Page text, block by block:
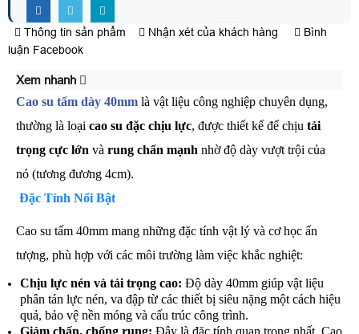
Thông tin sản phẩm Nhận xét của khách hàng
Bình
luận Facebook
Xem nhanh
Cao su tấm dày 40mm là vật liệu công nghiệp chuyên dụng,
thường là loại cao su đặc chịu lực, được thiết kế để chịu tải
trọng cực lớn và rung chấn mạnh nhờ độ dày vượt trội của
nó (tương đương 4cm).
Đặc Tính Nổi Bật
Cao su tấm 40mm mang những đặc tính vật lý và cơ học ấn
tượng, phù hợp với các môi trường làm việc khắc nghiệt:
Chịu lực nén và tải trọng cao: Độ dày 40mm giúp vật liệu
phân tán lực nén, va đập từ các thiết bị siêu nặng một cách hiệu
quả, bảo vệ nền móng và cấu trúc công trình.
Giảm chấn, chống rung: Đây là đặc tính quan trọng nhất. Cao